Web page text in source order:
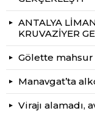
ANTALYA
KRUVAZİYER
Gölette mahsur
Manavgat’ta
Virajı alamadı,